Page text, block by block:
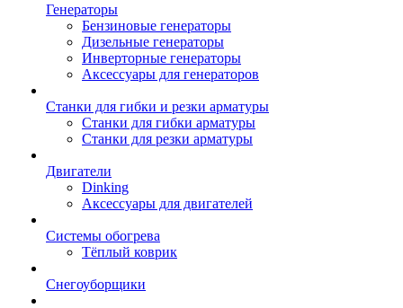
Генераторы
Бензиновые генераторы
Дизельные генераторы
Инверторные генераторы
Аксессуары для генераторов
Станки для гибки и резки арматуры
Станки для гибки арматуры
Станки для резки арматуры
Двигатели
Dinking
Аксессуары для двигателей
Системы обогрева
Тёплый коврик
Снегоуборщики